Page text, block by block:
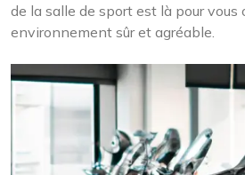
de la salle de sport est là pour vous
environnement sûr et agréable.